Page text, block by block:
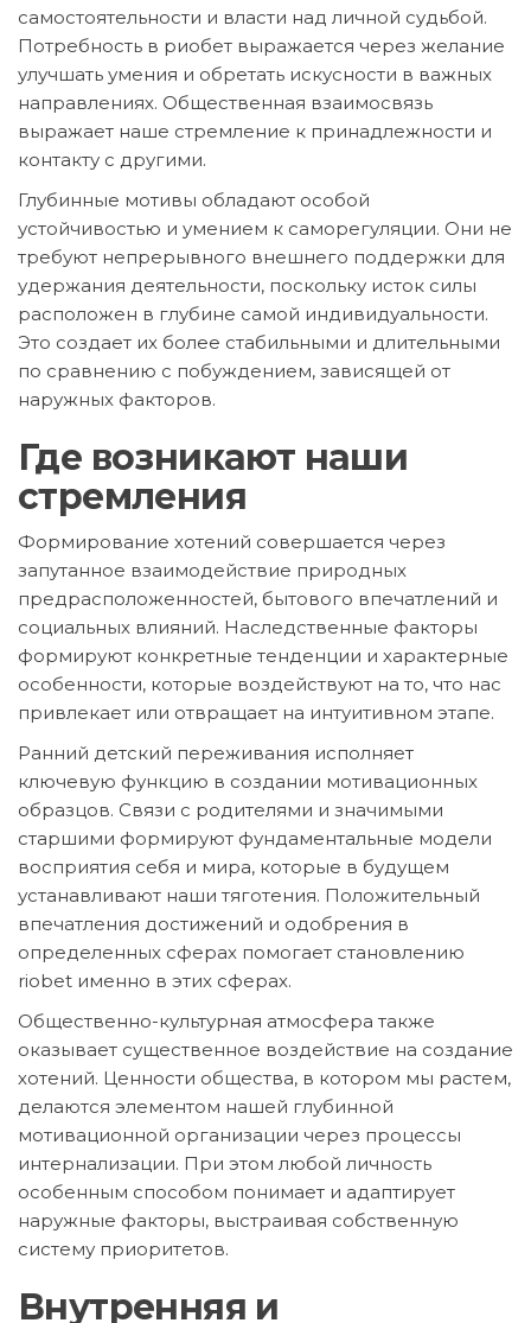
самостоятельности и власти над личной судьбой.
Потребность в риобет выражается через желание
улучшать умения и обретать искусности в важных
направлениях. Общественная взаимосвязь
выражает наше стремление к принадлежности и
контакту с другими.
Глубинные мотивы обладают особой
устойчивостью и умением к саморегуляции. Они не
требуют непрерывного внешнего поддержки для
удержания деятельности, поскольку исток силы
расположен в глубине самой индивидуальности.
Это создает их более стабильными и длительными
по сравнению с побуждением, зависящей от
наружных факторов.
Где возникают наши
стремления
Формирование хотений совершается через
запутанное взаимодействие природных
предрасположенностей, бытового впечатлений и
социальных влияний. Наследственные факторы
формируют конкретные тенденции и характерные
особенности, которые воздействуют на то, что нас
привлекает или отвращает на интуитивном этапе.
Ранний детский переживания исполняет
ключевую функцию в создании мотивационных
образцов. Связи с родителями и значимыми
старшими формируют фундаментальные модели
восприятия себя и мира, которые в будущем
устанавливают наши тяготения. Положительный
впечатления достижений и одобрения в
определенных сферах помогает становлению
riobet именно в этих сферах.
Общественно-культурная атмосфера также
оказывает существенное воздействие на создание
хотений. Ценности общества, в котором мы растем,
делаются элементом нашей глубинной
мотивационной организации через процессы
интернализации. При этом любой личность
особенным способом понимает и адаптирует
наружные факторы, выстраивая собственную
систему приоритетов.
Внутренняя и